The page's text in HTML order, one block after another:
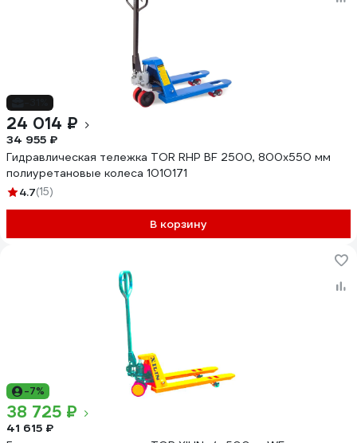
24 014 ₽
34 955 ₽
Гидравлическая тележка TOR RHP BF 2500, 800x550 мм
полиуретановые колеса 1010171
4.7(15)
В корзину
-7%
38 725 ₽
41 615 ₽